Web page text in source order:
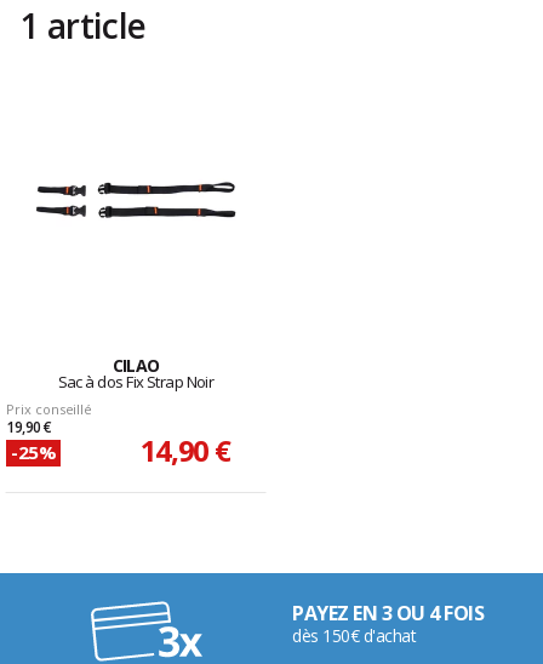
1 article
CILAO
Sac à dos Fix Strap Noir
Prix conseillé
19,90 €
-25% 14,90 €
PAYEZ EN 3 OU 4 FOIS
dès 150€ d'achat